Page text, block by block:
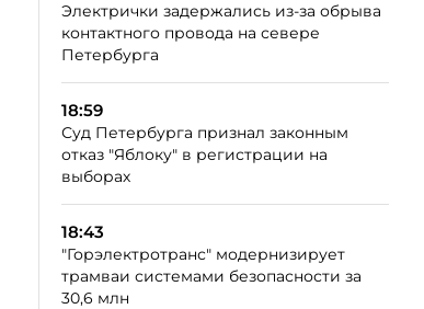
Электрички задержались из-за обрыва
контактного провода на севере
Петербурга
18:59
Суд Петербурга признал законным
отказ "Яблоку" в регистрации на
выборах
18:43
"Горэлектротранс" модернизирует
трамваи системами безопасности за
30,6 млн